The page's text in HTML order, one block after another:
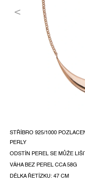
STŘÍBRO 925/1000
PERLY
ODSTÍN PEREL SE MŮŽE LIŠIT
VÁHA BEZ PEREL CCA 58G
DÉLKA ŘETÍZKU: 47 CM